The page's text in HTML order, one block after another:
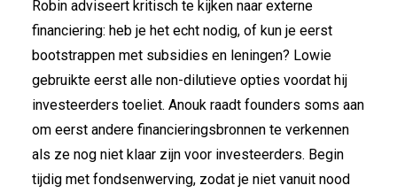
Robin adviseert kritisch te kijken naar externe
financiering: heb je het echt nodig, of kun je eerst
bootstrappen met subsidies en leningen? Lowie
gebruikte eerst alle non-dilutieve opties voordat hij
investeerders toeliet. Anouk raadt founders soms aan
om eerst andere financieringsbronnen te verkennen
als ze nog niet klaar zijn voor investeerders. Begin
tijdig met fondsenwerving, zodat je niet vanuit nood